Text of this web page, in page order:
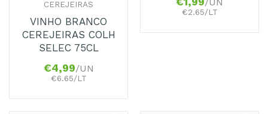
CEREJEIRAS
VINHO BRANCO
CEREJEIRAS COLH
SELEC 75CL
€4,99/UN
€6.65/LT
€2.65/LT